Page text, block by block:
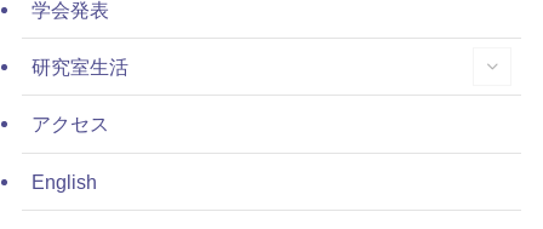
学会発表
研究室生活
アクセス
English